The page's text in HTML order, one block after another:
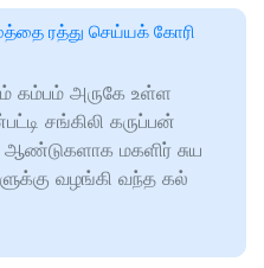
ரத்து செய்யக் கோரி
கம்பம் அருகே உள்ள
சங்கிலி கருப்பன்
மகளிர் சுய
வழங்கி வந்த கல்